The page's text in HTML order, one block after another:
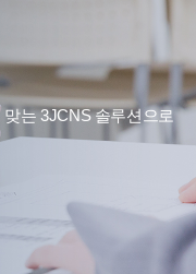
는 3JCNS 솔루션으로